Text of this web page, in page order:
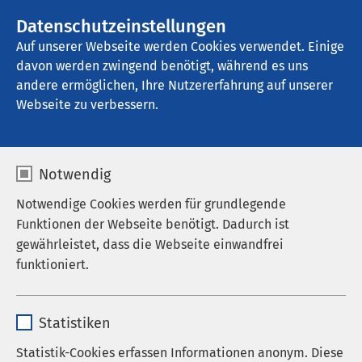
Datenschutzeinstellungen
Auf unserer Webseite werden Cookies verwendet. Einige
davon werden zwingend benötigt, während es uns
andere ermöglichen, Ihre Nutzererfahrung auf unserer
Webseite zu verbessern.
Notwendig
Notwendige Cookies werden für grundlegende
Funktionen der Webseite benötigt. Dadurch ist
gewährleistet, dass die Webseite einwandfrei
funktioniert.
Anbieter sgalinski
Statistiken
Statistik-Cookies erfassen Informationen anonym. Diese
AMEOS Poliklinikum Leinebergland
Vorsorge, Ultraschall
und Diagnostik
Vorsorgeuntersuchungen
Damit Sie ein Leben lang gesund bleiben, bieten
wir eine Vielzahl an Vorsorgeuntersuchungen an.
Mit unseren Vorsorgeuntersuchungen können wir